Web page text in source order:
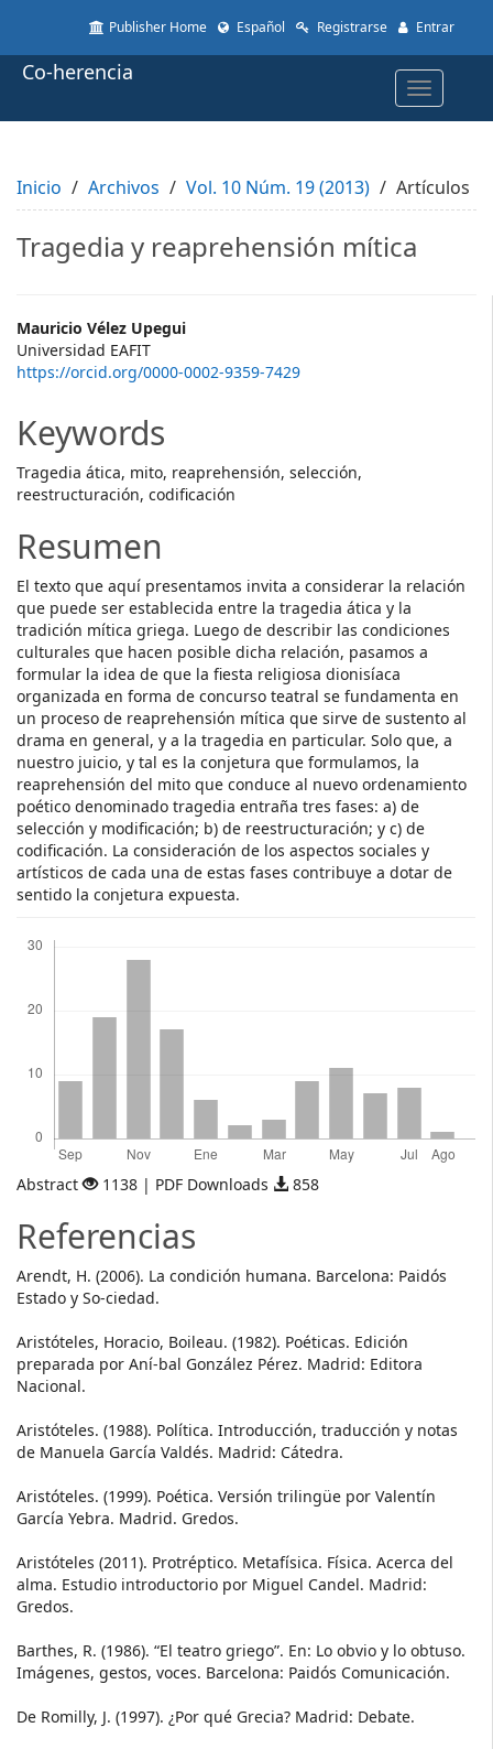
to
page
Main
Content
Sidebar
Publisher Home Español Registrarse Entrar
Toggle
Co-herencia
Inicio Archivos Vol. 10 Núm. 19 (2013) Artículos
Tragedia y reaprehensión mítica
Main
Article
Mauricio Vélez Upegui
Universidad EAFIT
https://orcid.org/0000-0002-9359-7429
Keywords
Tragedia ática, mito, reaprehensión, selección,
reestructuración, codificación
Resumen
El texto que aquí presentamos invita a considerar la relación
que puede ser establecida entre la tragedia ática y la
tradición mítica griega. Luego de describir las condiciones
culturales que hacen posible dicha relación, pasamos a
formular la idea de que la fiesta religiosa dionisíaca
organizada en forma de concurso teatral se fundamenta en
un proceso de reaprehensión mítica que sirve de sustento al
drama en general, y a la tragedia en particular. Solo que, a
nuestro juicio, y tal es la conjetura que formulamos, la
reaprehensión del mito que conduce al nuevo ordenamiento
poético denominado tragedia entraña tres fases: a) de
selección y modificación; b) de reestructuración; y c) de
codificación. La consideración de los aspectos sociales y
artísticos de cada una de estas fases contribuye a dotar de
sentido la conjetura expuesta.
Abstract 1138 | PDF Downloads 858
Referencias
Arendt, H. (2006). La condición humana. Barcelona: Paidós
Estado y So-ciedad.
Aristóteles, Horacio, Boileau. (1982). Poéticas. Edición
preparada por Aní-bal González Pérez. Madrid: Editora
Nacional.
Aristóteles. (1988). Política. Introducción, traducción y notas
de Manuela García Valdés. Madrid: Cátedra.
Aristóteles. (1999). Poética. Versión trilingüe por Valentín
García Yebra. Madrid. Gredos.
Aristóteles (2011). Protréptico. Metafísica. Física. Acerca del
alma. Estudio introductorio por Miguel Candel. Madrid:
Gredos.
Barthes, R. (1986). “El teatro griego”. En: Lo obvio y lo obtuso.
Imágenes, gestos, voces. Barcelona: Paidós Comunicación.
De Romilly, J. (1997). ¿Por qué Grecia? Madrid: Debate.